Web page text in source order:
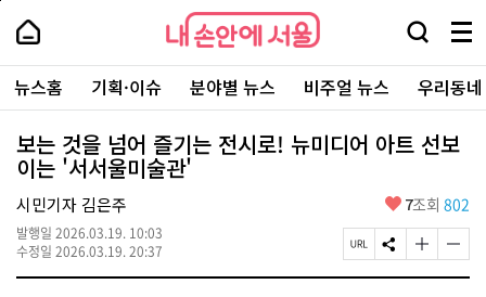
본
로
가
내
손
안
에
서
울
-
서
울
시
대
표
소
통
포
내
손
에
울
검
창
열
기
메
뉴
전
체
보
주
요
서
뉴스홈 기획·이슈 분야별 뉴스 비주얼 뉴스 우리동
보는 것을 넘어 즐기는 전시로! 뉴미디어 아트 선보
이는 '서서울미술관'
시민기자 김은주
발행일 2026.03.19. 10:03
수정일 2026.03.19. 20:37
좋
요
7조회 802
페
이
S
N
글
자
글
자
페
상
단
로